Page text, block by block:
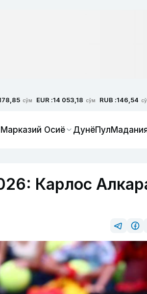
сўм EUR :14 053,18 сўм RUB :146,54
Марказий Осиё ДунёПул
Карлос